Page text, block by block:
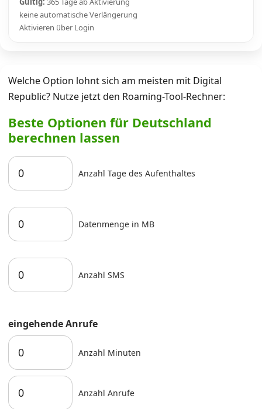
keine automatische Verlängerung
Aktivieren über Login
Welche Option lohnt sich am meisten mit Digital
Republic? Nutze jetzt den Roaming-Tool-Rechner:
Beste Optionen für Deutschland
berechnen lassen
Anzahl Tage des Aufenthaltes
Datenmenge in MB
Anzahl SMS
eingehende Anrufe
Anzahl Minuten
Anzahl Anrufe